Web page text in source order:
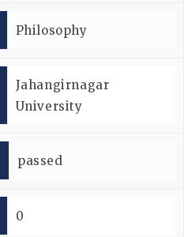
Philosophy
Jahangirnagar
University
passed
0